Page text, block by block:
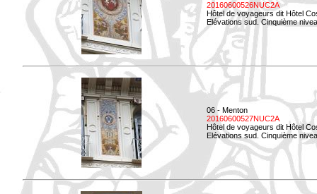
20160600526NUC2A
Hôtel de voyageurs dit Hôtel
Elévations sud. Cinquième
06 - Menton
20160600527NUC2A
Hôtel de voyageurs dit Hôtel
Elévations sud. Cinquième